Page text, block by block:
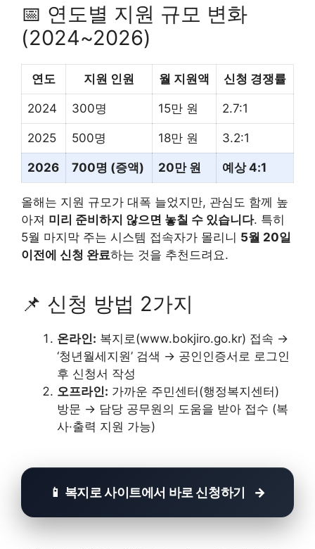
📅 연도별 지원 규모 변화
(2024~2026)
연도 지원 인원 월 지원액 신청 경쟁률
2024 300명 15만 원 2.7:1
2025 500명 18만 원 3.2:1
2026 700명 (증액) 20만 원 예상 4:1
올해는 지원 규모가 대폭 늘었지만, 관심도 함께 높
아져 미리 준비하지 않으면 놓칠 수 있습니다. 특히
5월 마지막 주는 시스템 접속자가 몰리니 5월 20일
이전에 신청 완료하는 것을 추천드려요.
📌 신청 방법 2가지
온라인: 복지로(www.bokjiro.go.kr) 접속 →
‘청년월세지원’ 검색 → 공인인증서로 로그인
후 신청서 작성
오프라인: 가까운 주민센터(행정복지센터)
방문 → 담당 공무원의 도움을 받아 접수 (복
사·출력 지원 가능)
📱 복지로 사이트에서 바로 신청하기